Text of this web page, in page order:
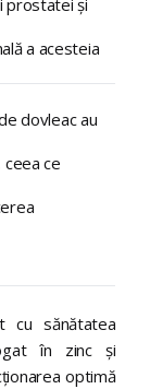
a acesteia
dovleac au
ce
cu sănătatea
în zinc și
optimă